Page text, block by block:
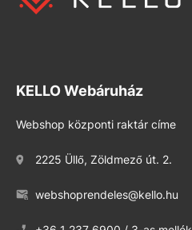
KELLO Webáruház
Webshop központi raktár címe
2225 Üllő, Zöldmező út. 2.
webshoprendeles@kello.hu